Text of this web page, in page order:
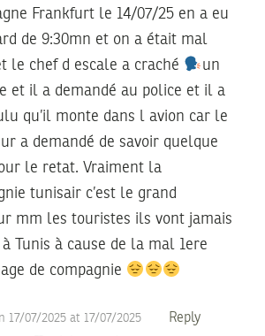
Frankfurt le 14/07/25 en a eu
de 9:30mn et on a était mal
le chef d escale a craché
un
et il a demandé au police et il a
qu’il monte dans l avion car le
a demandé de savoir quelque
le retat. Vraiment la
tunisair c’est le grand
mm les touristes ils vont jamais
Tunis à cause de la mal 1ere
de compagnie
17/07/2025 at 17/07/2025 Reply